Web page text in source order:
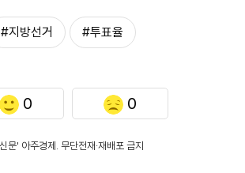
#지방선거 #투표율
0 0
' 아주경제. 무단전재·재배포 금지